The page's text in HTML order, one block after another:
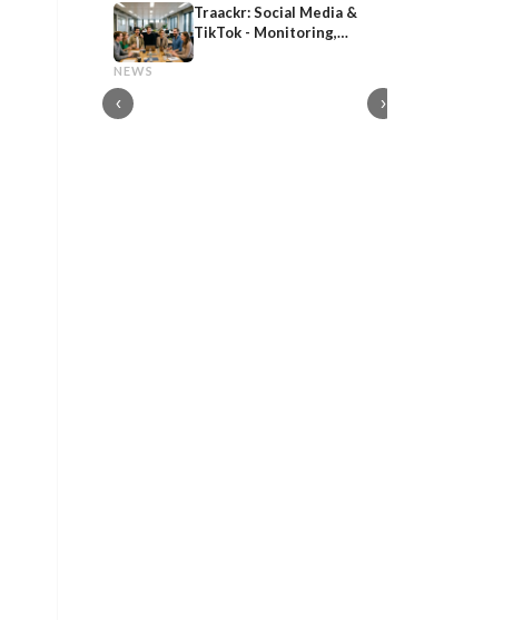
Traackr: Social Media &
TikTok - Monitoring,
NEWS
‹
Shared
Shared Media: Definition, Bedeutung und
›